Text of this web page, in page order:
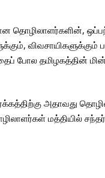
தொழிலாளர்களின்,
விவசாயிகளுக்கும்
போல தமிழகத்தின்
அதாவது
மத்தியில்